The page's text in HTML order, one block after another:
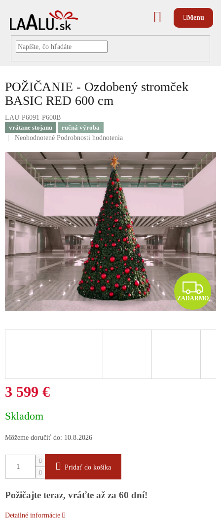
NÁKUPNÝ
KOŠÍK
POŽIČANIE - Ozdobený stromček
BASIC RED 600 cm
LAU-P6091-P600B
vrátane stojanu
ručná výroba
Priemerné
produktu
je
hviezdičiek.
Neohodnotené Podrobnosti hodnotenia
Z
A
D
ZADARMO
3 599 €
cena:
Skladom
Môžeme doručiť do: 10.8.2026
Pridať do košíka
Požičajte teraz, vráťte až za 60 dní!
Detailné informácie